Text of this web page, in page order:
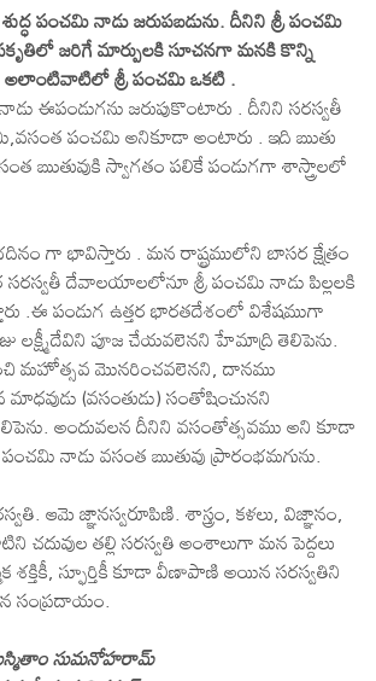
పంచమి నాడు జరుపబడును. దీనిని శ్రీ పంచమి
జరిగే మార్పులకి సూచనగా మనకి కొన్ని
అలాంటివాటిలో శ్రీ పంచమి ఒకటి .
ఈపండుగను జరుపుకొంటారు . దీనిని సరస్వతీ
పంచమి అనికూడా అంటారు . ఇది ఋతు
ఋతువుకి స్వాగతం పలికే పండుగగా శాస్త్రాలలో
గా భావిస్తారు . మన రాష్ట్రములోని బాసర క్షేత్రం
దేవాలయాలలోనూ శ్రీ పంచమి నాడు పిల్లలకి
.ఈ పండుగ ఉత్తర భారతదేశంలో విశేషముగా
లక్ష్మీదేవిని పూజ చేయవలెనని హేమాద్రి తెలిపెను.
మహోత్సవ మొనరించవలెనని, దానము
(వసంతుడు) సంతోషించునని
అందువలన దీనిని వసంతోత్సవము అని కూడా
నాడు వసంత ఋతువు ప్రారంభమగును.
ఆమె జ్ఞానస్వరూపిణి. శాస్త్రం, కళలు, విజ్ఞానం,
చదువుల తల్లి సరస్వతి అంశాలుగా మన పెద్దలు
శక్తికీ, స్ఫూర్తికీ కూడా వీణాపాణి అయిన సరస్వతిని
సంప్రదాయం.
సుమనోహరామ్‌